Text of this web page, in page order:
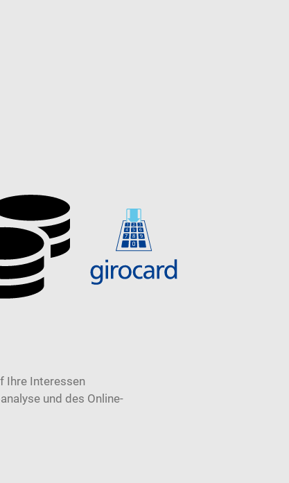
Ihre Interessen
und des Online-